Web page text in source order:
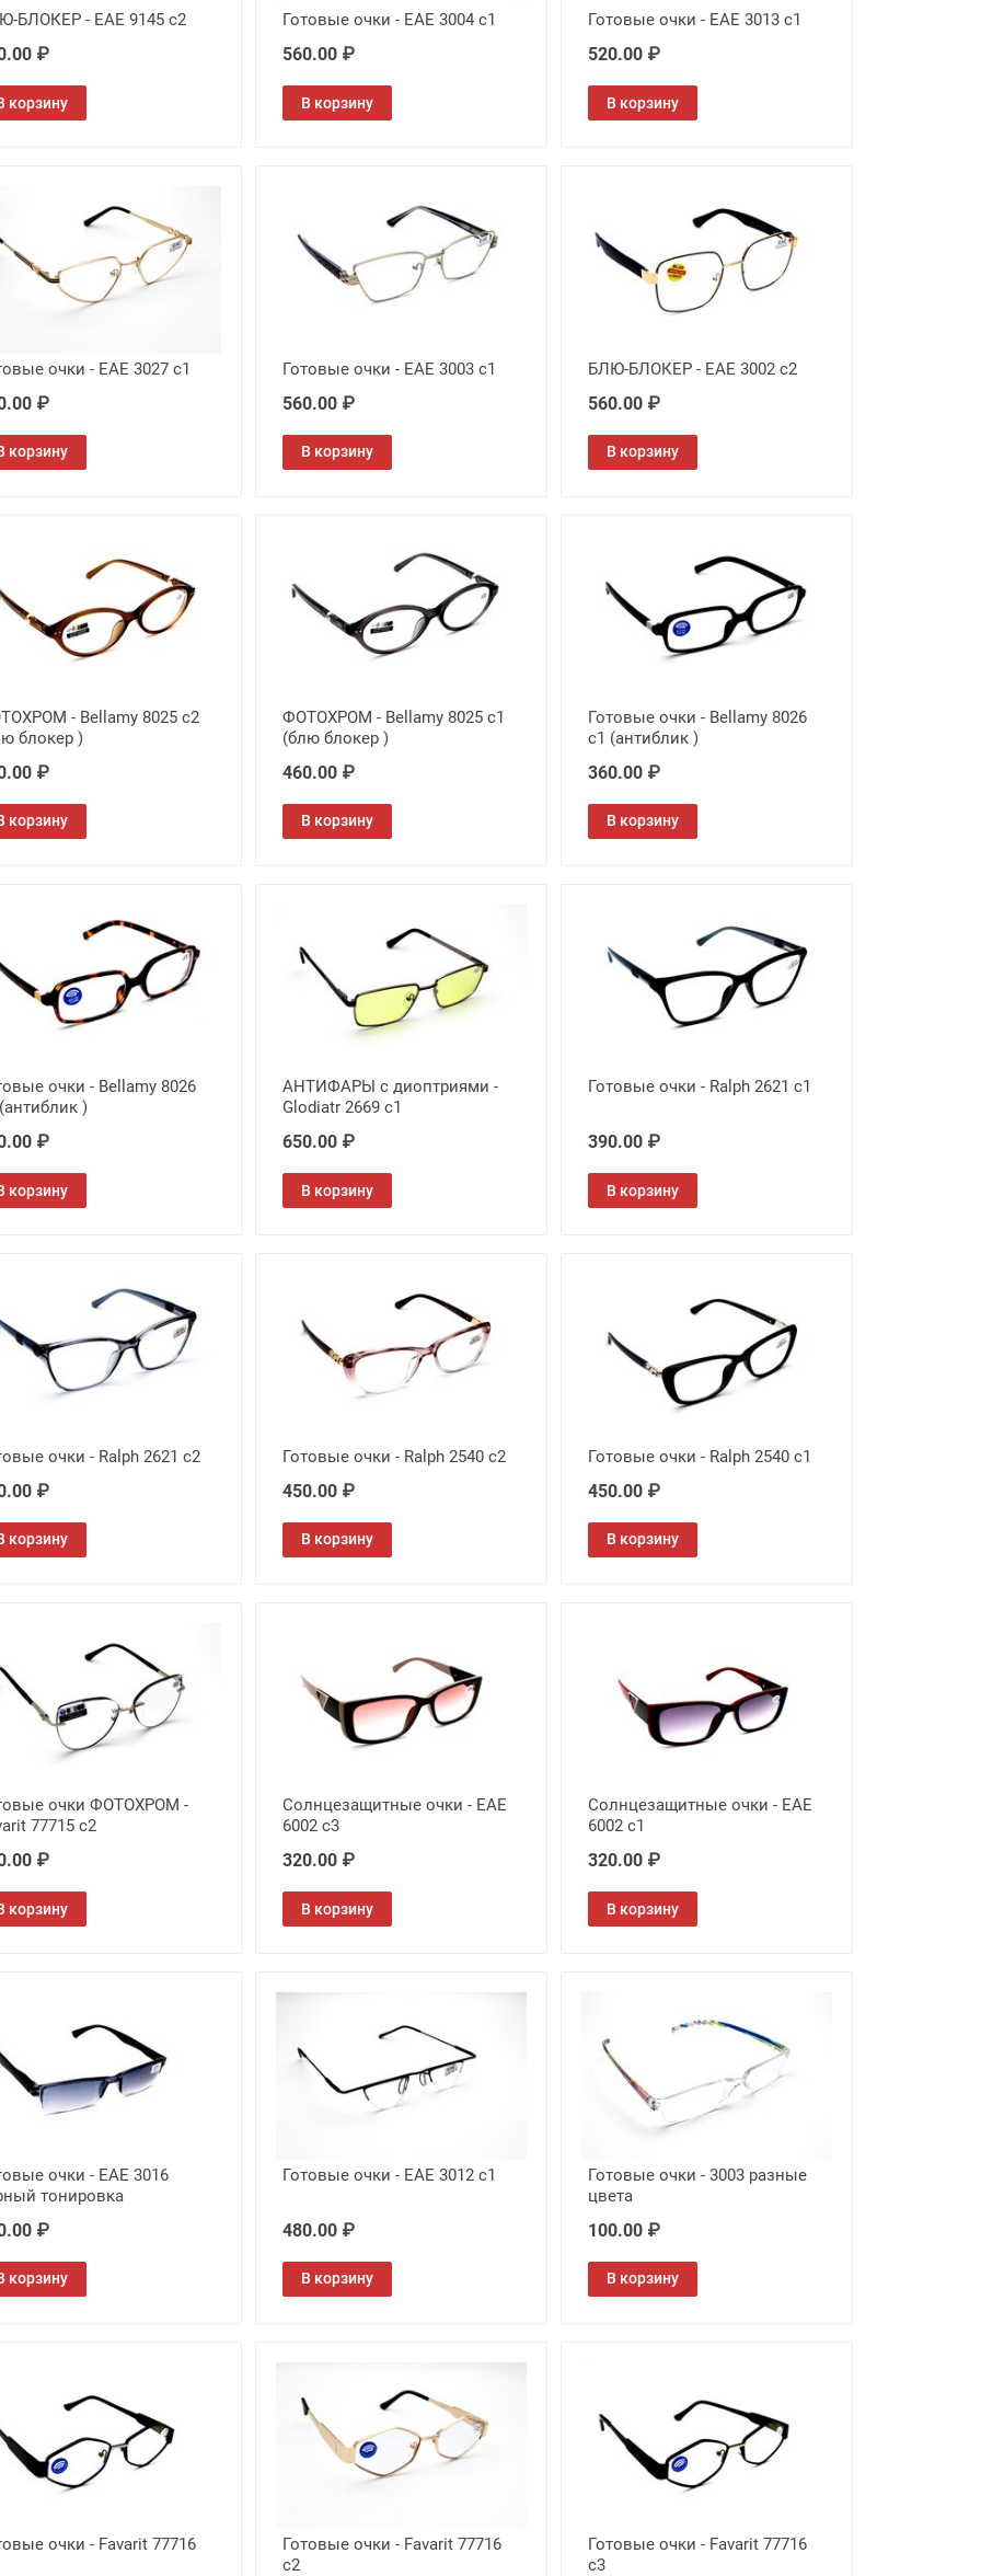
БЛОКЕР - EAE 9145 с2
₽
корзину
Готовые очки - EAE 3004 с1
560.00 ₽
В корзину
Готовые очки - EAE 3013 с1
520.00 ₽
В корзину
очки - EAE 3027 с1
₽
корзину
Готовые очки - EAE 3003 с1
560.00 ₽
В корзину
БЛЮ-БЛОКЕР - EAE 3002 c2
560.00 ₽
В корзину
- Bellamy 8025 c2
блокер )
₽
корзину
ФОТОХРОМ - Bellamy 8025 c1
(блю блокер )
460.00 ₽
В корзину
Готовые очки - Bellamy 8026
c1 (антиблик )
360.00 ₽
В корзину
очки - Bellamy 8026
)
₽
корзину
АНТИФАРЫ с диоптриями -
Glodiatr 2669 с1
650.00 ₽
В корзину
Готовые очки - Ralph 2621 c1
390.00 ₽
В корзину
очки - Ralph 2621 c2
₽
корзину
Готовые очки - Ralph 2540 c2
450.00 ₽
В корзину
Готовые очки - Ralph 2540 c1
450.00 ₽
В корзину
очки ФОТОХРОМ -
77715 c2
₽
корзину
Солнцезащитные очки - EAE
6002 с3
320.00 ₽
В корзину
Солнцезащитные очки - EAE
6002 с1
320.00 ₽
В корзину
очки - EAE 3016
тонировка
₽
корзину
Готовые очки - EAE 3012 c1
480.00 ₽
В корзину
Готовые очки - 3003 разные
цвета
100.00 ₽
В корзину
очки - Favarit 77716
Готовые очки - Favarit 77716
c2
Готовые очки - Favarit 77716
c3